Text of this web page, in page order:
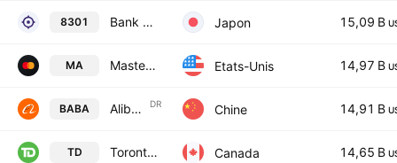
8301 Bank of Japan Japon 15,09 B
MA Mastercard Incorporated Class A Etats-Unis 14,97 B
BABA Alibaba Group Holding Limited Sponsored ADR DR Chine 14,91 B
TD Toronto-Dominion Bank Canada 14,65 B